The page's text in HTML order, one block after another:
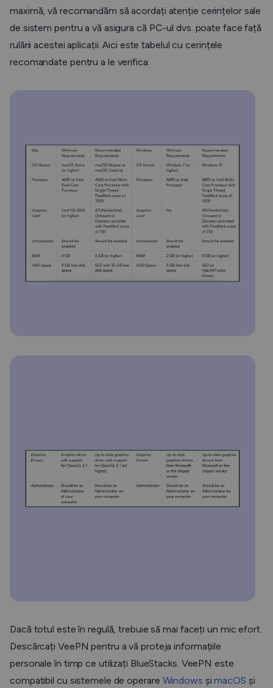
maximă, vă recomandăm să acordați atenție cerințelor sale
de sistem pentru a vă asigura că PC-ul dvs. poate face față
rulării acestei aplicații. Aici este tabelul cu cerințele
recomandate pentru a le verifica:
Dacă totul este în regulă, trebuie să mai faceți un mic efort.
Descărcați VeePN pentru a vă proteja informațiile
personale în timp ce utilizați BlueStacks. VeePN este
compatibil cu sistemele de operare Windows șimacOS și